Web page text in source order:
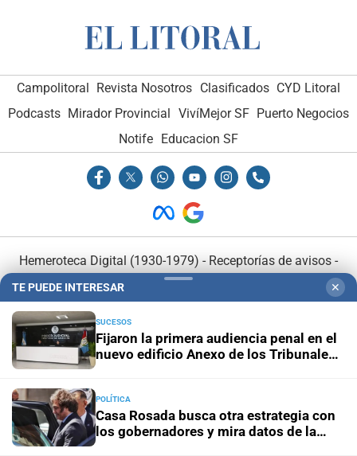
Campolitoral Revista Nosotros Clasificados CYD Litoral
Podcasts Mirador Provincial VivíMejor SF Puerto Negocios
Notife Educacion SF
Hemeroteca Digital (1930-1979) - Receptorías de avisos -
Administración y Publicidad-Elementos institucionales-
Opcionales con El Litoral-MediaKit
El Litoral es miembro de:
TE PUEDE INTERESAR ✕
SUCESOS
Fijaron la primera audiencia penal en el
nuevo edificio Anexo de los Tribunales
POLÍTICA
Casa Rosada busca otra estrategia con
los gobernadores y mira datos de la